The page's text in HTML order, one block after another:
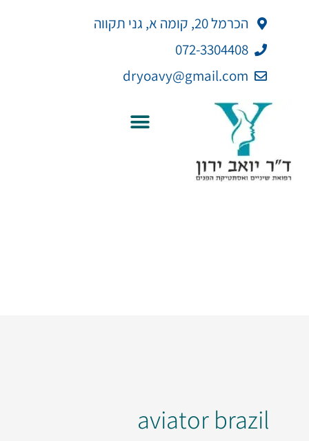
הכרמל 20, קומה א, גני תקווה
072-3304408
dryoavy@gmail.com
aviator brazil